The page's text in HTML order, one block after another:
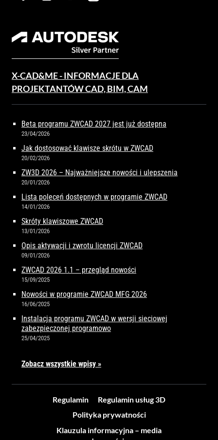
X-CAD&ME - INFORMACJE DLA
PROJEKTANTÓW CAD, BIM, CAM
Beta programu ZWCAD 2027 jest już dostępna
23/04/2026
Jak dostosować klawisze skrótu w ZWCAD
20/02/2026
ZW3D 2026 – Najważniejsze nowości i ulepszenia
20/01/2026
Lista poleceń dostępnych w programie ZWCAD
14/01/2026
Skróty klawiszowe ZWCAD
13/01/2026
Opis aktywacji i zwrotu licencji ZWCAD
09/01/2026
ZWCAD 2026 1.1 – przegląd nowości
15/09/2025
Nowości w programie ZWCAD MFG 2026
16/06/2025
Instalacja programu ZWCAD w wersji sieciowej
zabezpieczonej programowo
25/04/2025
Zobacz wszystkie wpisy »
Regulamin
Regulamin usług 3D
Polityka prywatności
Klauzula informacyjna – media